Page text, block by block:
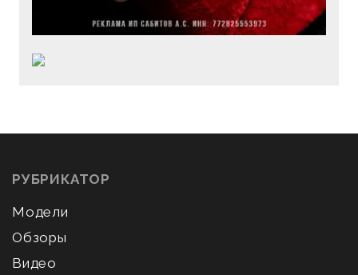
РУБРИКАТОР
Модели
Обзоры
Видео